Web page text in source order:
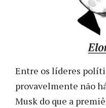
Entre os líderes
provavelmente não
Musk do que a